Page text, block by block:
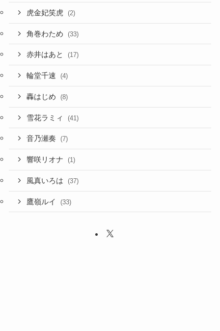
虎金妃笑虎 (2)
角巻わため (33)
赤井はあと (17)
輪堂千速 (4)
轟はじめ (8)
雪花ラミィ (41)
音乃瀬奏 (7)
響咲リオナ (1)
風真いろは (37)
鷹嶺ルイ (33)